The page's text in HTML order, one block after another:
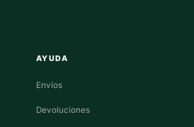
AYUDA
Envíos
Devoluciones